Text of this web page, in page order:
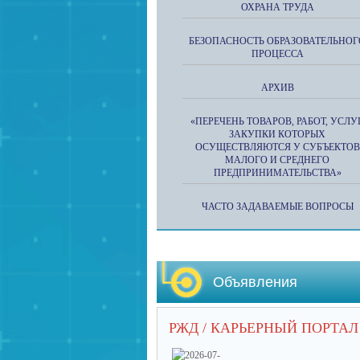
ОХРАНА ТРУДА
БЕЗОПАСНОСТЬ
ПРОЦЕССА
АРХИВ
«ПЕРЕЧЕНЬ ТОВАРОВ, РАБОТ,
ЗАКУПКИ КОТОРЫХ
ОСУЩЕСТВЛЯЮТСЯ У СУБЪЕКТОВ
МАЛОГО И СРЕДНЕГО
ПРЕДПРИНИМАТЕЛЬСТВА»
ЧАСТО ЗАДАВАЕМЫЕ ВОПРОСЫ
Объявления
РЖД / КАРЬЕРНЫЙ ПОРТАЛ